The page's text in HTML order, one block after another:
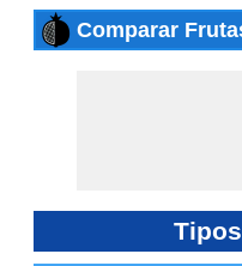
Comparar